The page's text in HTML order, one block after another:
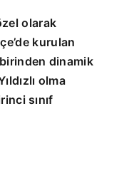
olarak
kurulan
dinamik
olma
sınıf